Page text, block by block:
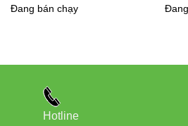
Đang bán chạy
Hotline